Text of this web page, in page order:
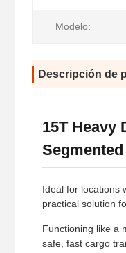
Modelo:
Descripción de
15T Heavy
Segmented
Ideal for locations
practical solution
Functioning like a
safe, fast cargo